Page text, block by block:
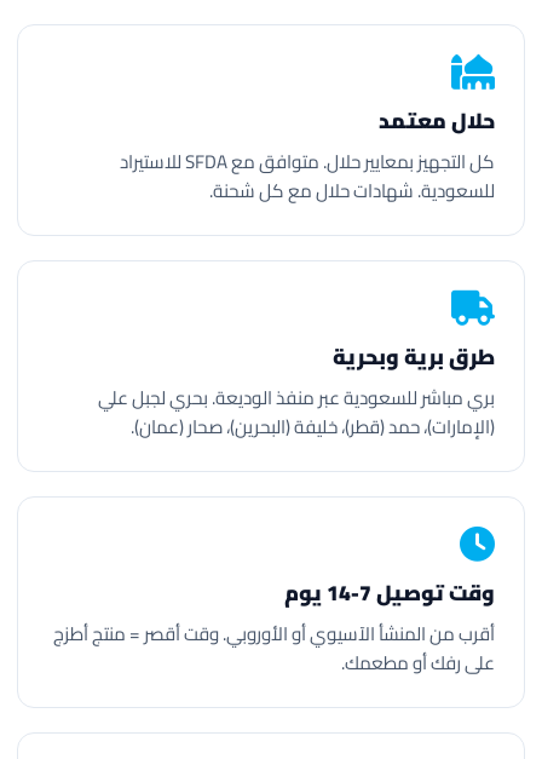
حلال معتمد
كل التجهيز بمعايير حلال. متوافق مع SFDA للاستيراد
للسعودية. شهادات حلال مع كل شحنة.
طرق برية وبحرية
بري مباشر للسعودية عبر منفذ الوديعة. بحري لجبل علي
(الإمارات)، حمد (قطر)، خليفة (البحرين)، صحار (عمان).
وقت توصيل 7-14 يوم
أقرب من المنشأ الآسيوي أو الأوروبي. وقت أقصر = منتج أطزج
على رفك أو مطعمك.